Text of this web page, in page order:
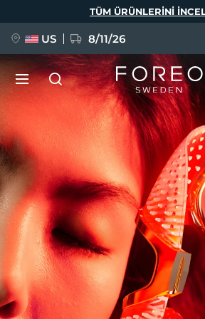
TÜM ÜRÜNLERINI
US 8/11/26
YENİ
FAQ™ Pure Beauty-Tech Elixir
BREAKING NEWS
issa™ Teeth Whitening Set
Dil Seçimi
English Deutsch
Français
Italiano
Polski
Svenska
Türkçe
简体中文